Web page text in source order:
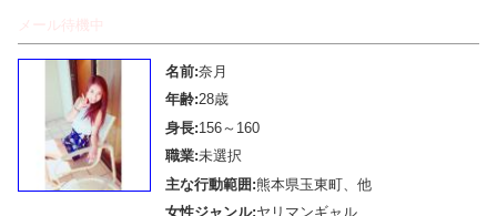
メール待機中
名前:奈月
年齢:28歳
身長:156～160
職業:未選択
主な行動範囲:熊本県玉東町、他
女性ジャンル:ヤリマンギャル